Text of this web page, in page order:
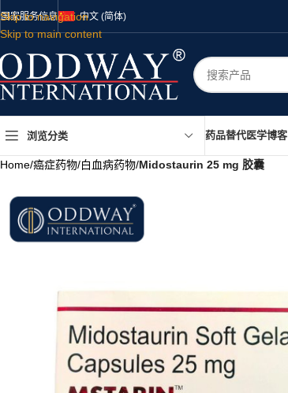
Skip to navigation
Skip to main content
国家服务信息 中文 (简体)
浏览分类 药品替代医学博客
Home/癌症药物/白血病药物/Midostaurin 25 mg 胶囊